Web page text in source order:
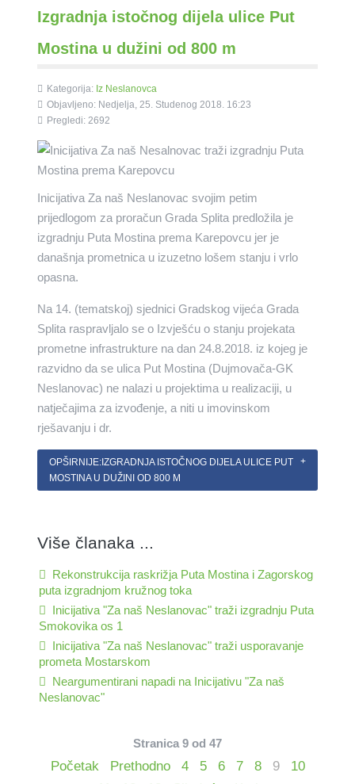
Izgradnja istočnog dijela ulice Put
Mostina u dužini od 800 m
Kategorija: Iz Neslanovca
Objavljeno: Nedjelja, 25. Studenog 2018. 16:23
Pregledi: 2692
Inicijativa Za naš Neslanovac svojim petim
prijedlogom za proračun Grada Splita predložila je
izgradnju Puta Mostina prema Karepovcu jer je
današnja prometnica u izuzetno lošem stanju i vrlo
opasna.
Na 14. (tematskoj) sjednici Gradskog vijeća Grada
Splita raspravljalo se o Izvješću o stanju projekata
prometne infrastrukture na dan 24.8.2018. iz kojeg je
razvidno da se ulica Put Mostina (Dujmovača-GK
Neslanovac) ne nalazi u projektima u realizaciji, u
natječajima za izvođenje, a niti u imovinskom
rješavanju i dr.
OPŠIRNIJE:IZGRADNJA ISTOČNOG DIJELA ULICE PUT
MOSTINA U DUŽINI OD 800 M
Više članaka ...
Rekonstrukcija raskrižja Puta Mostina i Zagorskog
puta izgradnjom kružnog toka
Inicijativa "Za naš Neslanovac" traži izgradnju Puta
Smokovika os 1
Inicijativa "Za naš Neslanovac" traži usporavanje
prometa Mostarskom
Neargumentirani napadi na Inicijativu "Za naš
Neslanovac"
Stranica 9 od 47
Početak Prethodno 4 5 6 7 8 9
10